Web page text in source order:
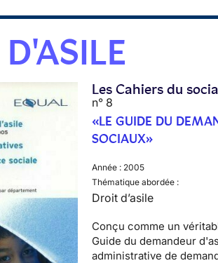
Les Cahiers du
n° 8
«LE GUIDE DU
SOCIAUX»
Année : 2005
Thématique abordée :
Droit d’asile
Conçu comme un
Guide du demandeur
administrative de